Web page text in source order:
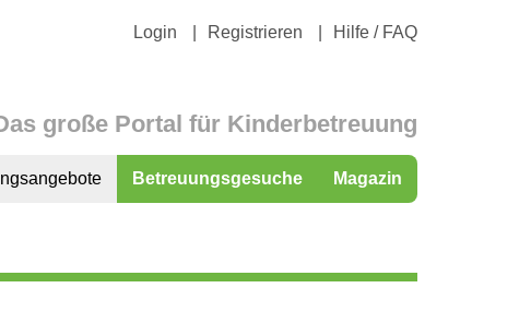
Login Registrieren Hilfe / FAQ
große Portal für Kinderbetreuung
Betreuungsgesuche Magazin